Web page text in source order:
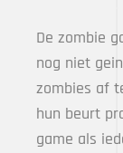
De zombie
nog niet
zombies af
hun beurt
game als